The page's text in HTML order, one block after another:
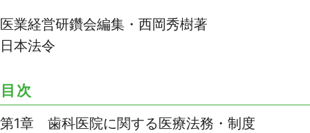
医業経営研鑽会編集・西岡秀樹著
日本法令
目次
第1章 歯科医院に関する医療法務・制度